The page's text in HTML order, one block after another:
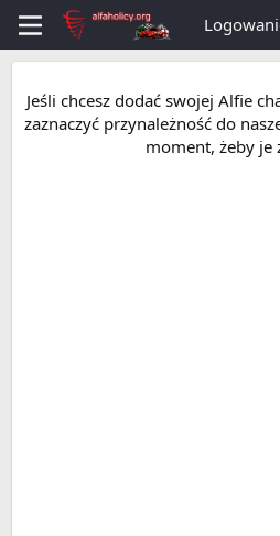
Jeśli chcesz dodać swojej Alfie
zaznaczyć przynależność do
moment, żeby je